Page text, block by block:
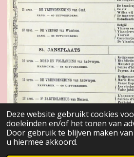
Deze website gebruikt cookies
doeleinden en/of het tonen van
Door gebruik te blijven maken
u hiermee akkoord.